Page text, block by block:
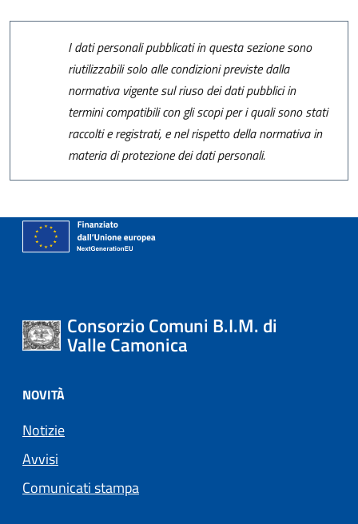
I dati personali pubblicati in questa sezione sono
riutilizzabili solo alle condizioni previste dalla
normativa vigente sul riuso dei dati pubblici in
termini compatibili con gli scopi per i quali sono stati
raccolti e registrati, e nel rispetto della normativa in
materia di protezione dei dati personali.
Consorzio Comuni B.I.M. di
Valle Camonica
NOVITÀ
Notizie
Avvisi
Comunicati stampa